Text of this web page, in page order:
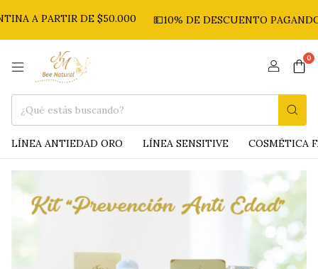
A PARTIR DE $50.000 💵10% DE DESCUENTO
0
LÍNEA ANTIEDAD ORO LÍNEA SENSITIVE COSMÉTICA